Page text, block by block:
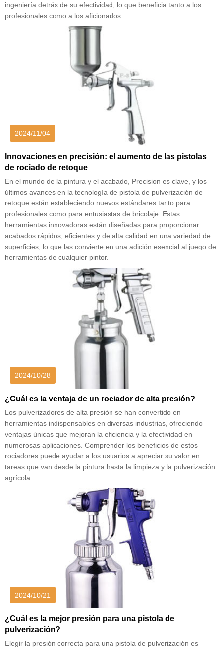
ingeniería detrás de su efectividad, lo que beneficia tanto a los
profesionales como a los aficionados.
2024/11/04
Innovaciones en precisión: el aumento de las pistolas
de rociado de retoque
En el mundo de la pintura y el acabado, Precision es clave, y los
últimos avances en la tecnología de pistola de pulverización de
retoque están estableciendo nuevos estándares tanto para
profesionales como para entusiastas de bricolaje. Estas
herramientas innovadoras están diseñadas para proporcionar
acabados rápidos, eficientes y de alta calidad en una variedad de
superficies, lo que las convierte en una adición esencial al juego de
herramientas de cualquier pintor.
2024/10/28
¿Cuál es la ventaja de un rociador de alta presión?
Los pulverizadores de alta presión se han convertido en
herramientas indispensables en diversas industrias, ofreciendo
ventajas únicas que mejoran la eficiencia y la efectividad en
numerosas aplicaciones. Comprender los beneficios de estos
rociadores puede ayudar a los usuarios a apreciar su valor en
tareas que van desde la pintura hasta la limpieza y la pulverización
agrícola.
2024/10/21
¿Cuál es la mejor presión para una pistola de
pulverización?
Elegir la presión correcta para una pistola de pulverización es